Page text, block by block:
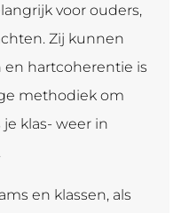
voor ouders,
Zij kunnen
en hartcoherentie is
methodiek om
klas- weer in
en klassen, als